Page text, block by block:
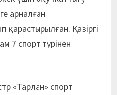
арналған
Қазіргі
7 спорт түрінен
«Тарлан» спорт